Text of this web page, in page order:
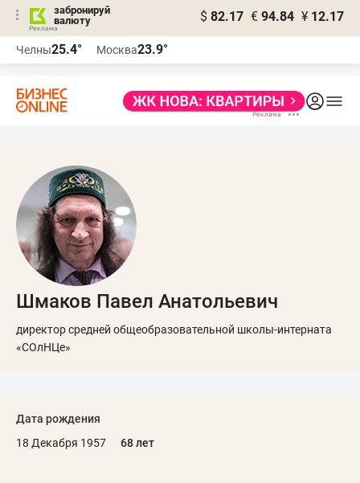
забронируй
валюту
$ 82.17 € 94.84 ¥ 12.17
Челны25.4° Москва23.9°
Шмаков Павел Анатольевич
директор средней общеобразовательной школы-интерната
«СОлНЦе»
Дата рождения
18 Декабря 1957
68 лет